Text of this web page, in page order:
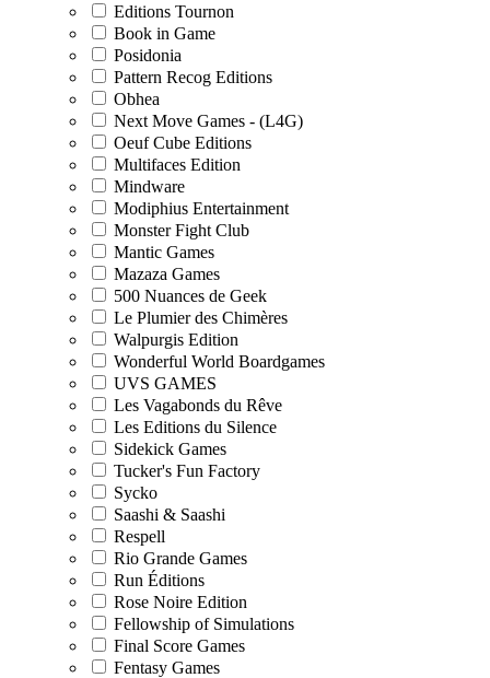
Editions Tournon
Book in Game
Posidonia
Pattern Recog Editions
Obhea
Next Move Games - (L4G)
Oeuf Cube Editions
Multifaces Edition
Mindware
Modiphius Entertainment
Monster Fight Club
Mantic Games
Mazaza Games
500 Nuances de Geek
Le Plumier des Chimères
Walpurgis Edition
Wonderful World Boardgames
UVS GAMES
Les Vagabonds du Rêve
Les Editions du Silence
Sidekick Games
Tucker's Fun Factory
Sycko
Saashi & Saashi
Respell
Rio Grande Games
Run Éditions
Rose Noire Edition
Fellowship of Simulations
Final Score Games
Fentasy Games